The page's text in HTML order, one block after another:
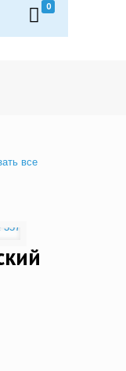
0
все